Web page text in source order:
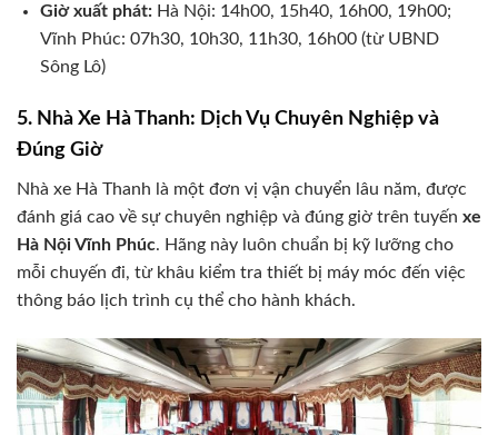
Giờ xuất phát:Hà Nội: 14h00, 15h40, 16h00, 19h00;
Vĩnh Phúc: 07h30, 10h30, 11h30, 16h00 (từ UBND
Sông Lô)
5. Nhà Xe Hà Thanh: Dịch Vụ Chuyên Nghiệp và
Đúng Giờ
Nhà xe Hà Thanh là một đơn vị vận chuyển lâu năm, được
đánh giá cao về sự chuyên nghiệp và đúng giờ trên tuyến xe
Hà Nội Vĩnh Phúc. Hãng này luôn chuẩn bị kỹ lưỡng cho
mỗi chuyến đi, từ khâu kiểm tra thiết bị máy móc đến việc
thông báo lịch trình cụ thể cho hành khách.